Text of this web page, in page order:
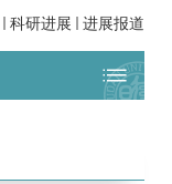
科研进展 进展报道